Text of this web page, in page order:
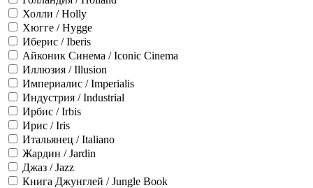
Холли / Holly
Хюгге / Hygge
Иберис / Iberis
Айконик Синема / Iconic Cinema
Иллюзия / Illusion
Империалис / Imperialis
Индустрия / Industrial
Ирбис / Irbis
Ирис / Iris
Итальянец / Italiano
Жардин / Jardin
Джаз / Jazz
Книга Джунглей / Jungle Book